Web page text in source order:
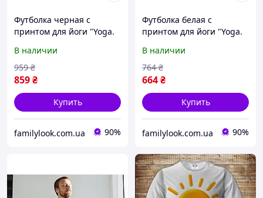
Футболка черная с
принтом для йоги "Yoga.
Мастер йоги" Push IT
В наличии
859₴
959 ₴
Купить
familylook.com.ua 90%
Футболка белая с
принтом для йоги "Yoga.
Мастер йоги" Push IT
В наличии
664₴
764 ₴
Купить
familylook.com.ua 90%